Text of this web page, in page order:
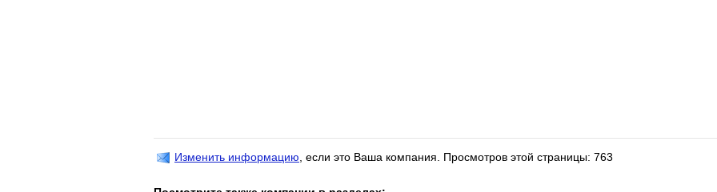
Изменить информацию , если это Ваша компания. Просмотров этой страницы: 763